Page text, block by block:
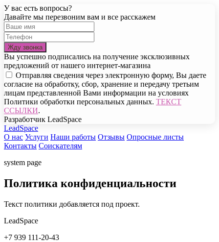
У вас есть вопросы?
Давайте мы перезвоним вам и все расскажем
Вы успешно подписались на получение эксклюзивных
предложений от нашего интернет-магазина
Отправляя сведения через электронную форму, Вы даете
согласие на обработку, сбор, хранение и передачу третьим
лицам представленной Вами информации на условиях
Политики обработки персональных данных. ТЕКСТ
ССЫЛКИ.
Разработчик LeadSpace
LeadSpace
О нас Услуги Наши работы Отзывы Опросные листы
Контакты Соискателям
system page
Политика конфиденциальности
Текст политики добавляется под проект.
LeadSpace
+7 939 111-20-43